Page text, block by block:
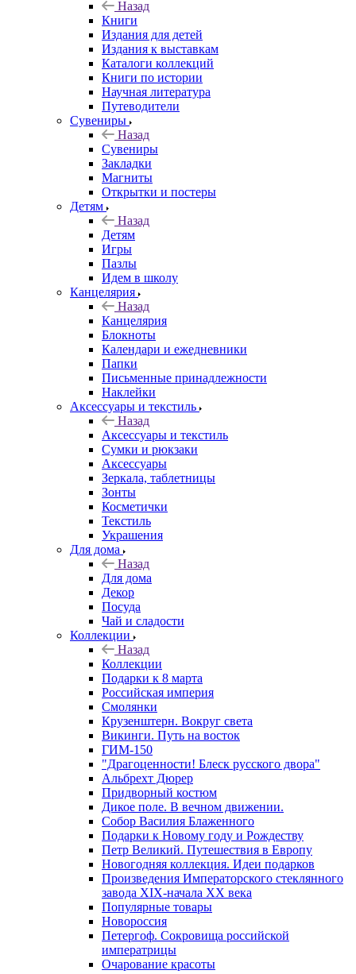
Назад
Книги
Издания для детей
Издания к выставкам
Каталоги коллекций
Книги по истории
Научная литература
Путеводители
Сувениры
Назад
Сувениры
Закладки
Магниты
Открытки и постеры
Детям
Назад
Детям
Игры
Пазлы
Идем в школу
Канцелярия
Назад
Канцелярия
Блокноты
Календари и ежедневники
Папки
Письменные принадлежности
Наклейки
Аксессуары и текстиль
Назад
Аксессуары и текстиль
Сумки и рюкзаки
Аксессуары
Зеркала, таблетницы
Зонты
Косметички
Текстиль
Украшения
Для дома
Назад
Для дома
Декор
Посуда
Чай и сладости
Коллекции
Назад
Коллекции
Подарки к 8 марта
Российская империя
Смолянки
Крузенштерн. Вокруг света
Викинги. Путь на восток
ГИМ-150
"Драгоценности! Блеск русского двора"
Альбрехт Дюрер
Придворный костюм
Дикое поле. В вечном движении.
Собор Василия Блаженного
Подарки к Новому году и Рождеству
Петр Великий. Путешествия в Европу
Новогодняя коллекция. Идеи подарков
Произведения Императорского стеклянного
завода XIX-начала XX века
Популярные товары
Новороссия
Петергоф. Сокровища российской
императрицы
Очарование красоты